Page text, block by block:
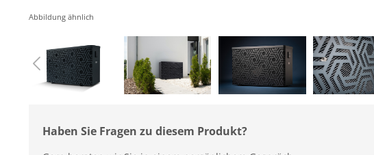
Abbildung ähnlich
Haben Sie Fragen zu diesem Produkt?